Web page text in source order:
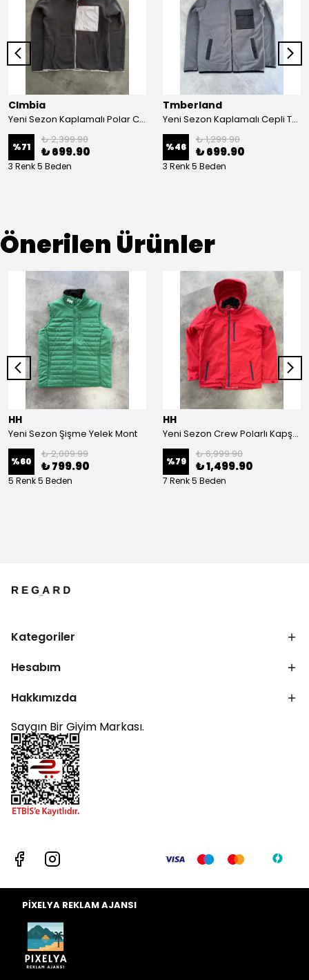
Clmbia
Yeni Sezon Kaplamalı Polar Ceket
%71
₺ 2,399.90
₺ 699.90
3 Renk 5 Beden
Tmberland
Yeni Sezon Kaplamalı Cepli Tam Fermuarlı Polar
%46
₺ 1,299.90
₺ 699.90
3 Renk 5 Beden
Önerilen Ürünler
HH
Yeni Sezon Şişme Yelek Mont
%60
₺ 2,009.99
₺ 799.90
5 Renk 5 Beden
HH
Yeni Sezon Crew Polarlı Kapşonlu Mont
%79
₺ 6,999.90
₺ 1,499.90
7 Renk 5 Beden
Kategoriler
Hesabım
Hakkımızda
Saygın Bir Giyim Markası.
PİXELYA REKLAM AJANSI